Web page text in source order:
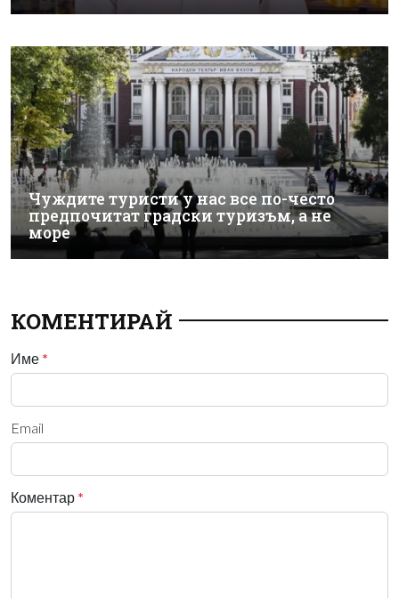
Чуждите туристи у нас все по-често
предпочитат градски туризъм, а не
море
КОМЕНТИРАЙ
Име *
Email
Коментар *